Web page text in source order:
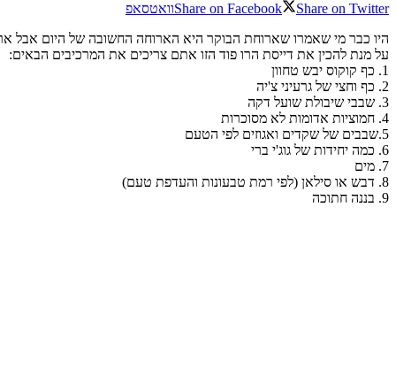
Share on Facebook
Share on Twitter
וואטסאפ
היו כבר מי שאמרו שארוחת הבוקר היא הארוחה החשובה של היום אבל
על מנת להכין את דייסת הרו פוד הזו אתם צריכים את המרכיבים הבאים:
1. כף קוקוס יבש טחוון
2. כף וחצי של גרעיני צ'יה
3. שבבי שיבולת שועל דקה
4. חמוציות אדומות לא מסוכרות
5.שבבים של שקדים ואגוזים לפי הטעם
6. כמה יחידות של גוג'י ברי
7. מים
8. דבש או סילאן (לפי רמת טבעונות והעדפת טעם)
9. בננה חתוכה